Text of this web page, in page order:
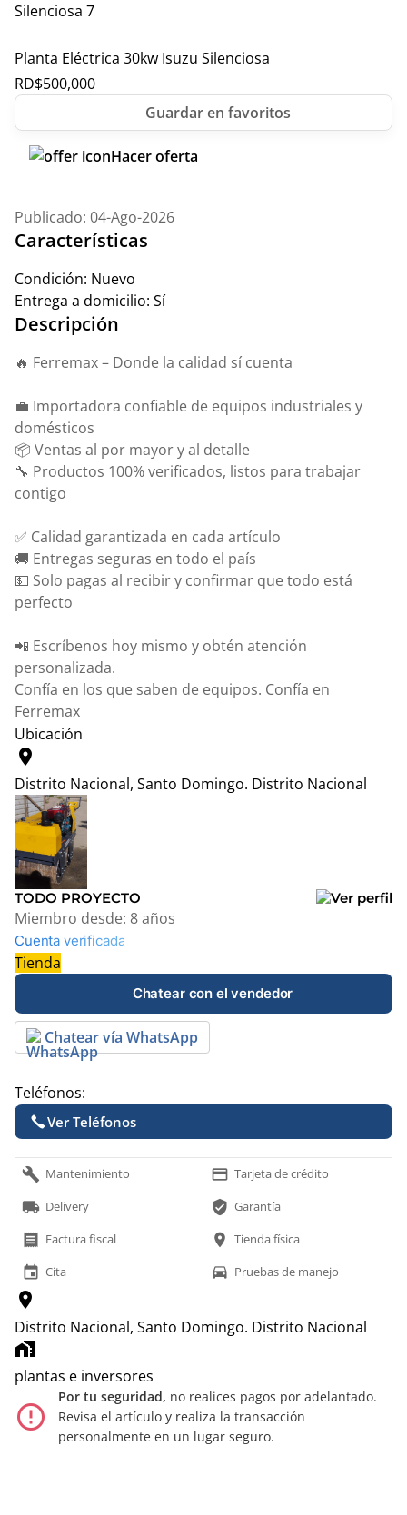
Planta Eléctrica 30kw Isuzu Silenciosa
RD$500,000
Hacer oferta
Publicado: 04-Ago-2026
Características
Condición: Nuevo
Entrega a domicilio: Sí
Descripción
🔥 Ferremax – Donde la calidad sí cuenta
💼 Importadora confiable de equipos industriales y
domésticos
📦 Ventas al por mayor y al detalle
🔧 Productos 100% verificados, listos para trabajar
contigo
✅ Calidad garantizada en cada artículo
🚚 Entregas seguras en todo el país
💵 Solo pagas al recibir y confirmar que todo está
perfecto
📲 Escríbenos hoy mismo y obtén atención
personalizada.
Confía en los que saben de equipos. Confía en
Ferremax
Ubicación
location_on
Distrito Nacional, Santo Domingo. Distrito Nacional
+
−
Leaflet|© OpenStreetMap contributors
TODO PROYECTO
Miembro desde: 8 años
Cuenta verificada
Tienda
Chatear con el vendedor
Chatear vía WhatsApp
Teléfonos:
Ver Teléfonos
build Mantenimiento payment Tarjeta de crédito
local_shipping Delivery verified_user Garantía
receipt Factura fiscal location_on Tienda física
event Cita time_to_leave Pruebas de manejo
location_on
Distrito Nacional, Santo Domingo. Distrito Nacional
home_work
plantas e inversores
error_outline
Por tu seguridad, no realices pagos por adelantado.
Revisa el artículo y realiza la transacción
personalmente en un lugar seguro.